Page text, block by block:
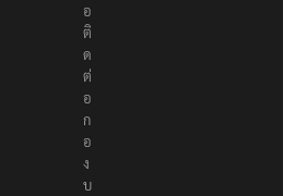
อ
ติ
ด
ต่
อ
ก
อ
ง
บ